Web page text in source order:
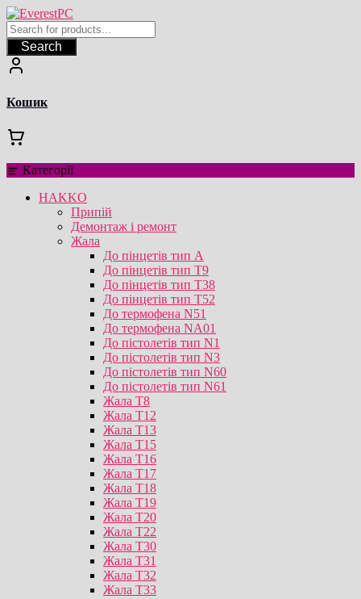
Перейти
до
вмісту
Search
Кошик
Категорії
HAKKO
Припій
Демонтаж і ремонт
Жала
До пінцетів тип А
До пінцетів тип T9
До пінцетів тип T38
До пінцетів тип T52
До термофена N51
До термофена NA01
До пістолетів тип N1
До пістолетів тип N3
До пістолетів тип N60
До пістолетів тип N61
Жала T8
Жала T12
Жала T13
Жала T15
Жала T16
Жала T17
Жала T18
Жала T19
Жала T20
Жала T22
Жала T30
Жала T31
Жала T32
Жала T33